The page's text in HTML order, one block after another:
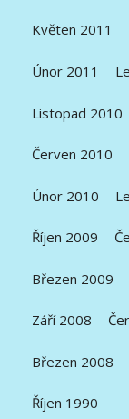
Květen 2011
Únor 2011
Listopad 2010
Červen 2010
Únor 2010
Říjen 2009
Březen 2009
Září 2008
Březen 2008
Říjen 1990